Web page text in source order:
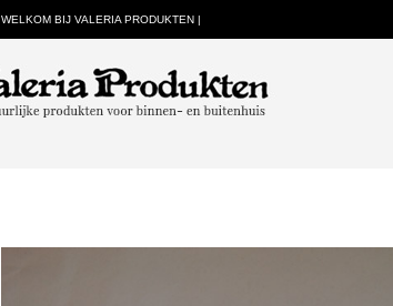
WELKOM BIJ VALERIA PRODUKTEN |